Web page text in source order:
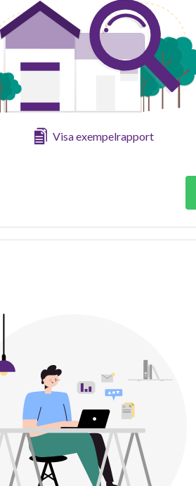
Visa exempelrapport